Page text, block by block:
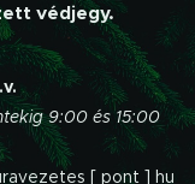
védjegy.
9:00 és 15:00
[ pont ] hu